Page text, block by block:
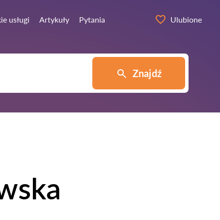
usługi Artykuły Pytania Ulubione
Znajdź